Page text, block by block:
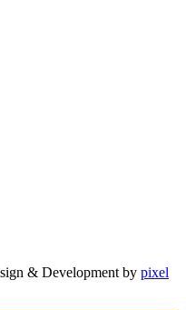
& Development by pixel